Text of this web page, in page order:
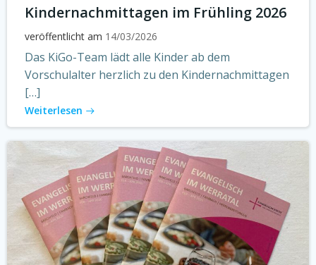
Kindernachmittagen im Frühling 2026
veröffentlicht am 14/03/2026
Das KiGo-Team lädt alle Kinder ab dem
Vorschulalter herzlich zu den Kindernachmittagen
[…]
Weiterlesen